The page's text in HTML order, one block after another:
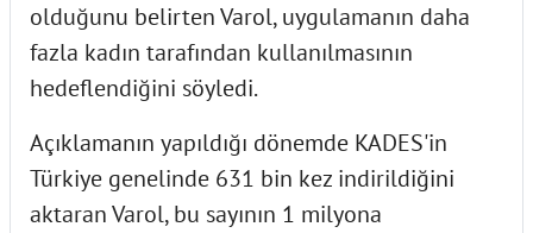
olduğunu belirten Varol, uygulamanın daha
fazla kadın tarafından kullanılmasının
hedeflendiğini söyledi.
Açıklamanın yapıldığı dönemde KADES'in
Türkiye genelinde 631 bin kez indirildiğini
aktaran Varol, bu sayının 1 milyona